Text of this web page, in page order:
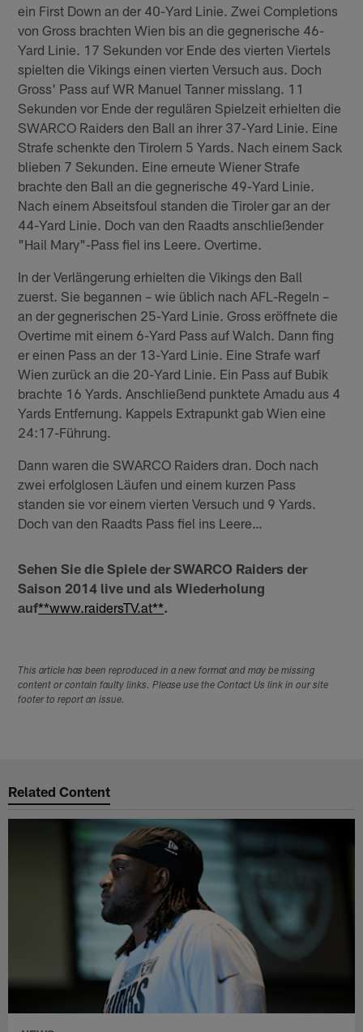
ein First Down an der 40-Yard Linie. Zwei Completions
von Gross brachten Wien bis an die gegnerische 46-
Yard Linie. 17 Sekunden vor Ende des vierten Viertels
spielten die Vikings einen vierten Versuch aus. Doch
Gross' Pass auf WR Manuel Tanner misslang. 11
Sekunden vor Ende der regulären Spielzeit erhielten die
SWARCO Raiders den Ball an ihrer 37-Yard Linie. Eine
Strafe schenkte den Tirolern 5 Yards. Nach einem Sack
blieben 7 Sekunden. Eine erneute Wiener Strafe
brachte den Ball an die gegnerische 49-Yard Linie.
Nach einem Abseitsfoul standen die Tiroler gar an der
44-Yard Linie. Doch van den Raadts anschließender
"Hail Mary"-Pass fiel ins Leere. Overtime.
In der Verlängerung erhielten die Vikings den Ball
zuerst. Sie begannen – wie üblich nach AFL-Regeln –
an der gegnerischen 25-Yard Linie. Gross eröffnete die
Overtime mit einem 6-Yard Pass auf Walch. Dann fing
er einen Pass an der 13-Yard Linie. Eine Strafe warf
Wien zurück an die 20-Yard Linie. Ein Pass auf Bubik
brachte 16 Yards. Anschließend punktete Amadu aus 4
Yards Entfernung. Kappels Extrapunkt gab Wien eine
24:17-Führung.
Dann waren die SWARCO Raiders dran. Doch nach
zwei erfolglosen Läufen und einem kurzen Pass
standen sie vor einem vierten Versuch und 9 Yards.
Doch van den Raadts Pass fiel ins Leere…
Sehen Sie die Spiele der SWARCO Raiders der
Saison 2014 live und als Wiederholung
auf**www.raidersTV.at**.
This article has been reproduced in a new format and may be missing
content or contain faulty links. Please use the Contact Us link in our site
footer to report an issue.
Related Content